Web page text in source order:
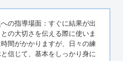
の指導場面：すぐに結果が出
の大切さを伝える際に使いま
間がかかりますが、日々の練
信じて、基本をしっかり身に